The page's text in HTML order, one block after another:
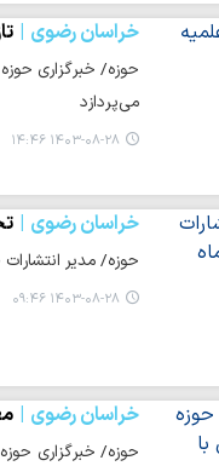
خراسان رضوی
حوزه/ خبرگزاری
می‌پردازد
۱۴۰۳-۰۸-۲۸ ۱۴:۴۶
خراسان رضوی تخفیف ۲۰
حوزه/ مدیر
۱۴۰۳-۰۸-۲۸ ۰۹:۴۶
خراسان رضوی
حوزه/ خبرگزاری